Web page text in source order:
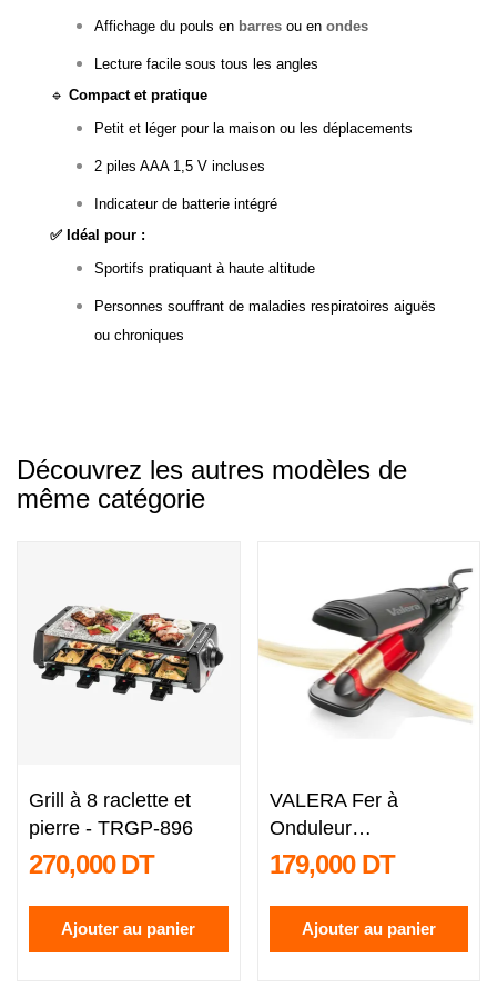
Affichage du pouls en barres ou en ondes
Lecture facile sous tous les angles
🔹 Compact et pratique
Petit et léger pour la maison ou les déplacements
2 piles AAA 1,5 V incluses
Indicateur de batterie intégré
✅ Idéal pour :
Sportifs pratiquant à haute altitude
Personnes souffrant de maladies respiratoires aiguës
ou chroniques
Découvrez les autres modèles de
même catégorie
Grill à 8 raclette et
pierre - TRGP-896
270,000 DT
Ajouter au panier
VALERA Fer à
Onduleur
Professionnel Valera
Wave...
179,000 DT
Ajouter au panier